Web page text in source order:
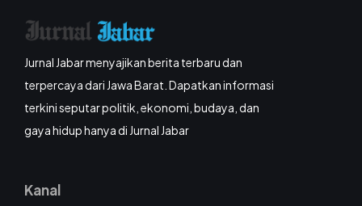
Jurnal Jabar menyajikan berita terbaru dan
terpercaya dari Jawa Barat. Dapatkan informasi
terkini seputar politik, ekonomi, budaya, dan
gaya hidup hanya di Jurnal Jabar
Kanal